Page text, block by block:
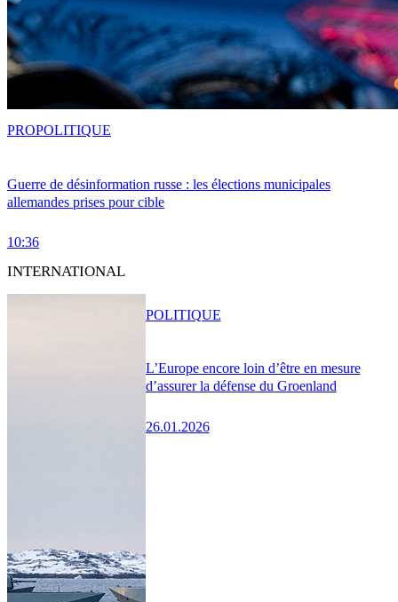
Guerre de désinformation russe : les élections municipales
allemandes prises pour cible
10:36
PROPOLITIQUE
INTERNATIONAL
L’Europe encore loin d’être en mesure
d’assurer la défense du Groenland
26.01.2026
POLITIQUE